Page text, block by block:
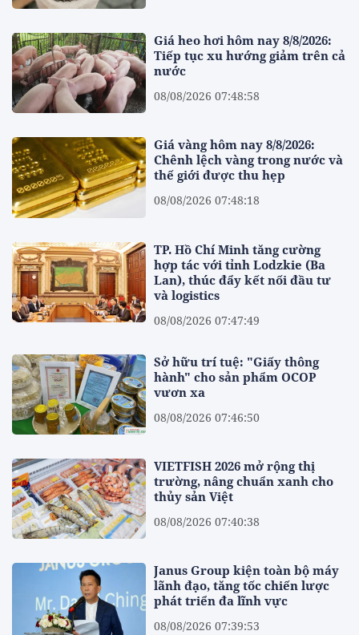
Giá heo hơi hôm nay 8/8/2026:
Tiếp tục xu hướng giảm trên cả
nước
08/08/2026 07:48:58
Giá vàng hôm nay 8/8/2026:
Chênh lệch vàng trong nước và
thế giới được thu hẹp
08/08/2026 07:48:18
TP. Hồ Chí Minh tăng cường
hợp tác với tỉnh Lodzkie (Ba
Lan), thúc đẩy kết nối đầu tư
và logistics
08/08/2026 07:47:49
Sở hữu trí tuệ: "Giấy thông
hành" cho sản phẩm OCOP
vươn xa
08/08/2026 07:46:50
VIETFISH 2026 mở rộng thị
trường, nâng chuẩn xanh cho
thủy sản Việt
08/08/2026 07:40:38
Janus Group kiện toàn bộ máy
lãnh đạo, tăng tốc chiến lược
phát triển đa lĩnh vực
08/08/2026 07:39:53